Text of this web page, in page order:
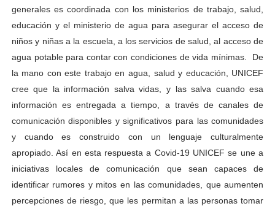
generales es coordinada con los ministerios de trabajo, salud,
educación y el ministerio de agua para asegurar el acceso de
niños y niñas a la escuela, a los servicios de salud, al acceso de
agua potable para contar con condiciones de vida mínimas. De
la mano con este trabajo en agua, salud y educación, UNICEF
cree que la información salva vidas, y las salva cuando esa
información es entregada a tiempo, a través de canales de
comunicación disponibles y significativos para las comunidades
y cuando es construido con un lenguaje culturalmente
apropiado. Así en esta respuesta a Covid-19 UNICEF se une a
iniciativas locales de comunicación que sean capaces de
identificar rumores y mitos en las comunidades, que aumenten
percepciones de riesgo, que les permitan a las personas tomar